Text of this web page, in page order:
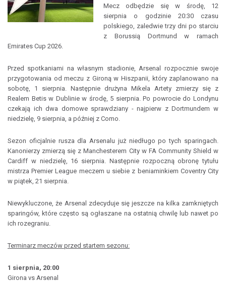
Mecz odbędzie się w środę, 12
sierpnia o godzinie 20:30 czasu
polskiego, zaledwie trzy dni po starciu
z Borussią Dortmund w ramach
Emirates Cup 2026.
Przed spotkaniami na własnym stadionie, Arsenal rozpocznie swoje
przygotowania od meczu z Gironą w Hiszpanii, który zaplanowano na
sobotę, 1 sierpnia. Następnie drużyna Mikela Artety zmierzy się z
Realem Betis w Dublinie w środę, 5 sierpnia. Po powrocie do Londynu
czekają ich dwa domowe sprawdziany - najpierw z Dortmundem w
niedzielę, 9 sierpnia, a później z Como.
Sezon oficjalnie rusza dla Arsenalu już niedługo po tych sparingach.
Kanonierzy zmierzą się z Manchesterem City w FA Community Shield w
Cardiff w niedzielę, 16 sierpnia. Następnie rozpoczną obronę tytułu
mistrza Premier League meczem u siebie z beniaminkiem Coventry City
w piątek, 21 sierpnia.
Niewykluczone, że Arsenal zdecyduje się jeszcze na kilka zamkniętych
sparingów, które często są ogłaszane na ostatnią chwilę lub nawet po
ich rozegraniu.
Terminarz meczów przed startem sezonu:
1 sierpnia, 20:00
Girona vs Arsenal